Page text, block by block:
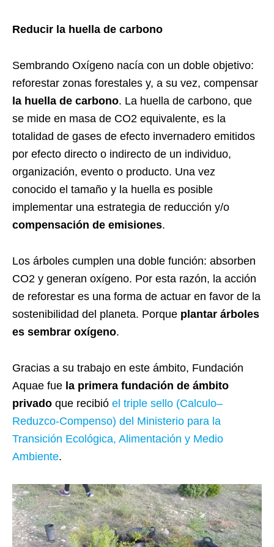
Reducir la huella de carbono
Sembrando Oxígeno nacía con un doble objetivo:
reforestar zonas forestales y, a su vez, compensar
la huella de carbono. La huella de carbono, que
se mide en masa de CO2 equivalente, es la
totalidad de gases de efecto invernadero emitidos
por efecto directo o indirecto de un individuo,
organización, evento o producto. Una vez
conocido el tamaño y la huella es posible
implementar una estrategia de reducción y/o
compensación de emisiones.
Los árboles cumplen una doble función: absorben
CO2 y generan oxígeno. Por esta razón, la acción
de reforestar es una forma de actuar en favor de la
sostenibilidad del planeta. Porque plantar árboles
es sembrar oxígeno.
Gracias a su trabajo en este ámbito, Fundación
Aquae fue la primera fundación de ámbito
privado que recibió el triple sello (Calculo–
Reduzco-Compenso) del Ministerio para la
Transición Ecológica, Alimentación y Medio
Ambiente.